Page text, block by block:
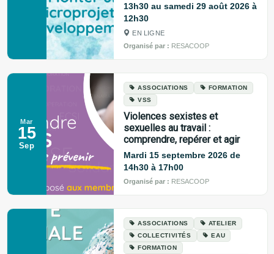
13h30 au samedi 29 août 2026 à
12h30
EN LIGNE
Organisé par : RESACOOP
Mar
15
Sep
ASSOCIATIONS
FORMATION
VSS
Violences sexistes et
sexuelles au travail :
comprendre, repérer et agir
Mardi 15 septembre 2026 de
14h30 à 17h00
Organisé par : RESACOOP
ASSOCIATIONS
ATELIER
COLLECTIVITÉS
EAU
FORMATION